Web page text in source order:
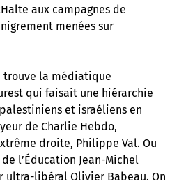
aux campagnes de
menées sur
trouve la médiatique
qui faisait une hiérarchie
et israéliens en
de Charlie Hebdo,
droite, Philippe Val. Ou
l’Éducation Jean-Michel
ultra-libéral Olivier Babeau. On